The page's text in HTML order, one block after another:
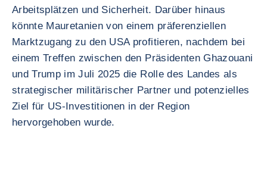
Arbeitsplätzen und Sicherheit. Darüber hinaus
könnte Mauretanien von einem präferenziellen
Marktzugang zu den USA profitieren, nachdem bei
einem Treffen zwischen den Präsidenten Ghazouani
und Trump im Juli 2025 die Rolle des Landes als
strategischer militärischer Partner und potenzielles
Ziel für US-Investitionen in der Region
hervorgehoben wurde.